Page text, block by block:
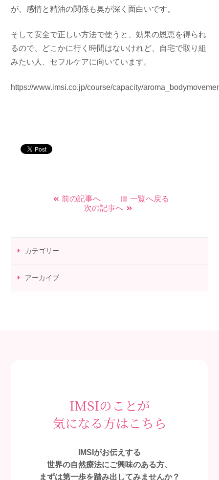
が、感情と精油の関係も奥が深く面白いです。
そして安全で正しい方法で使うと、効果の恩恵を得られ
るので、どこかに行く時間はないけれど、自宅で取り組
みたい人、セフルケアに向いています。
https://www.imsi.co.jp/course/capacity/
前の記事へ
一覧へ戻る
次の記事へ
カテゴリー
アーカイブ
IMSIのことが
気になる方はこちら
IMSIがお伝えする
世界の自然療法にご興味のある方、
まずは第一歩を踏み出してみませんか？